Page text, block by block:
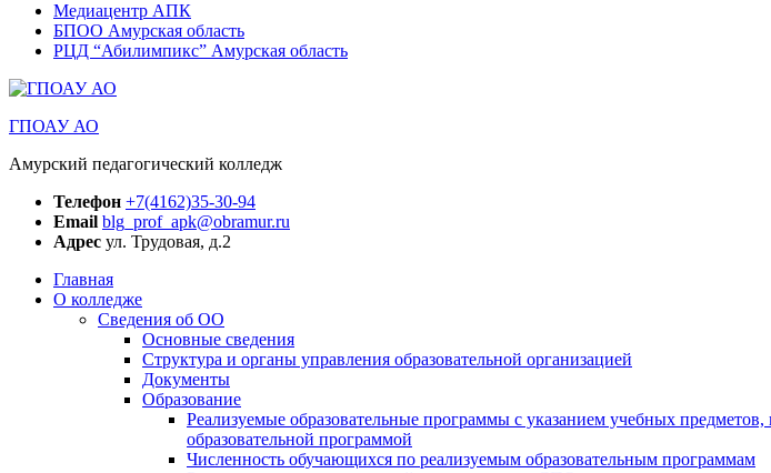
Медиацентр АПК
БПОО Амурская область
РЦД “Абилимпикс” Амурская область
ГПОАУ АО
Амурский педагогический колледж
Телефон +7(4162)35-30-94
Email blg_prof_apk@obramur.ru
Адрес ул. Трудовая, д.2
Главная
О колледже
Сведения об ОО
Основные сведения
Структура и органы управления образовательной организацией
Документы
Образование
Реализуемые образовательные программы с указанием учебных
образовательной программой
Численность обучающихся по реализуемым образовательным программам